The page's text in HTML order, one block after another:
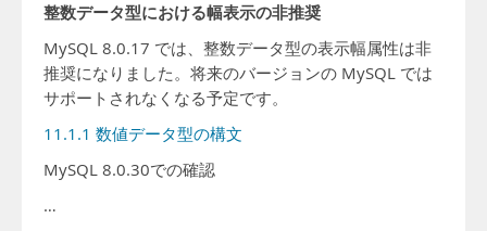
整数データ型における幅表示の非推奨
MySQL 8.0.17 では、整数データ型の表示幅属性は非
推奨になりました。将来のバージョンの MySQL では
サポートされなくなる予定です。
11.1.1 数値データ型の構文
MySQL 8.0.30での確認
…